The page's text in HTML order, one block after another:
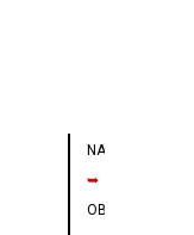
NAVIGÁCIA
➥
OBCHODY